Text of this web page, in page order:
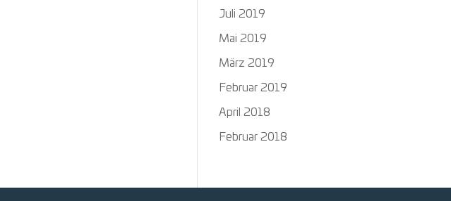
Juli 2019
Mai 2019
März 2019
Februar 2019
April 2018
Februar 2018